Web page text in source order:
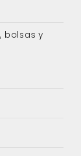
bolsas y